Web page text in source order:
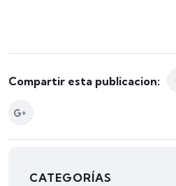
Compartir esta publicacion:
CATEGORÍAS